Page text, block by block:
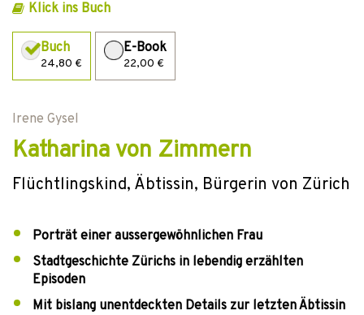
Klick ins Buch
Buch
24,80 €
E-Book
22,00 €
Irene Gysel
Katharina von Zimmern
Flüchtlingskind, Äbtissin, Bürgerin von Zürich
Porträt einer aussergewöhnlichen Frau
Stadtgeschichte Zürichs in lebendig erzählten
Episoden
Mit bislang unentdeckten Details zur letzten Äbtissin